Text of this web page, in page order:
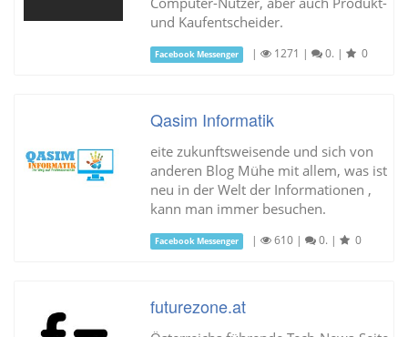
und Kaufentscheider.
Facebook Messenger | 1271 | 0. | 0
Qasim Informatik
eite zukunftsweisende und sich von
anderen Blog Mühe mit allem, was ist
neu in der Welt der Informationen ,
kann man immer besuchen.
Facebook Messenger | 610 | 0. | 0
futurezone.at